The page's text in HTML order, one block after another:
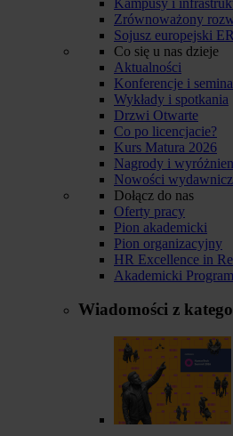
Zrównoważony
Sojusz europejski
Co się u nas dzieje
Aktualności
Konferencje i
Wykłady i spotkania
Drzwi Otwarte
Co po licencjacie?
Kurs Matura 2026
Nagrody i
Nowości
Dołącz do nas
Oferty pracy
Pion akademicki
Pion organizacyjny
HR Excellence in
Akademicki
Wiadomości z